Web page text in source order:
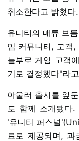
취소한다고 밝혔다.
유니티의 매튜 브
임 커뮤니티, 고객,
늘부로 게임 고객
기로 결정했다"라
아울러 출시를 앞
도 함께 소개됐다
'유니티 퍼스널
료로 제공되며,